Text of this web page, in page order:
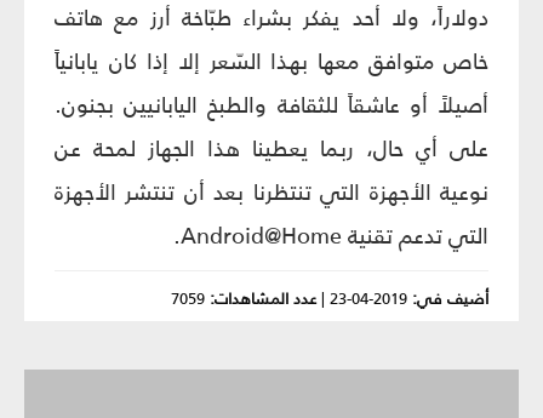
دولاراً، ولا أحد يفكر بشراء طبّاخة أرز مع هاتف
خاص متوافق معها بهذا السّعر إلا إذا كان يابانياً
أصيلاً أو عاشقاً للثقافة والطبخ اليابانيين بجنون.
على أي حال، ربما يعطينا هذا الجهاز لمحة عن
نوعية الأجهزة التي تنتظرنا بعد أن تنتشر الأجهزة
التي تدعم تقنية Android@Home.
أضيف في: 2019-04-23
|عدد المشاهدات: 7059